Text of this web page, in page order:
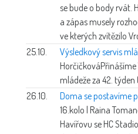
se bude o body rvát.
a zápas musely
ve kterých zvítězilo
25.10.
Výsledkový servis
Horčičková
mládeže za 42. týden
26.10.
Doma se postavíme
16.kolo | Raina
Havířovu se HC